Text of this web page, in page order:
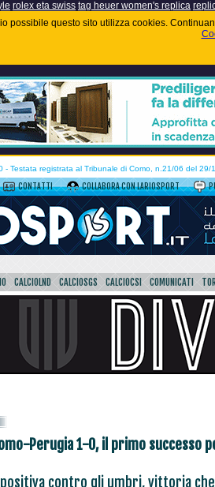
rolex eta swiss tag heuer women's replica
possibile questo sito utilizza cookies.
- Testata registrata al Tribunale di Como, n.21/06 del 29/
CONTATTI COLLABORA CON LARIOSPORT
CALCIOLND CALCIOSGS CALCIOCSI COMUNICATI
Perugia 1-0, il primo successo
contro gli umbri, vittoria che